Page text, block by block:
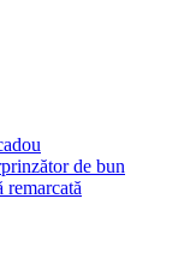
de bun
remarcată